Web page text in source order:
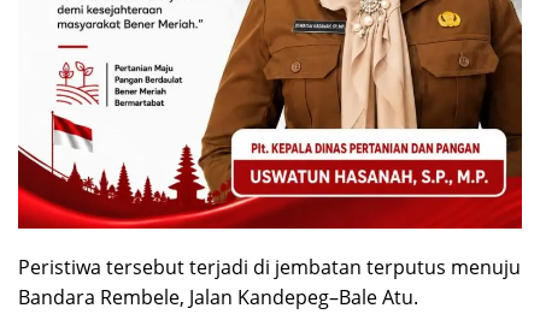
Peristiwa tersebut terjadi di jembatan terputus menuju
Bandara Rembele, Jalan Kandepeg–Bale Atu.